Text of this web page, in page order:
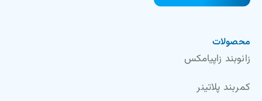
محصولات
زانوبند زاپیامکس
کمربند پلاتینر